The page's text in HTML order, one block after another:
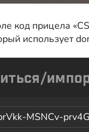
код прицела
использует
MSNCv-